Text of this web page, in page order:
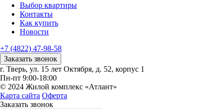
Выбор квартиры
Контакты
Как купить
Новости
+7 (4822) 47-98-58
Заказать звонок
г. Тверь, ул. 15 лет Октября, д. 52, корпус 1
Пн-пт 9:00-18:00
© 2024 Жилой комплекс «Атлант»
Карта сайта Оферта
Заказать звонок